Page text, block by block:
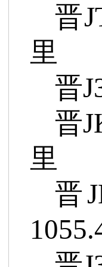
晋
里
晋
晋
里
晋